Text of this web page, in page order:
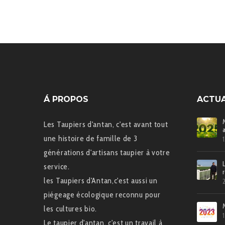
Á PROPOS
Les Taupiers d'antan, c'est avant tout
une histoire de famille de 3
générations d'artisans taupier à votre
service.
les Taupiers d'Antan,c'est aussi un
piégeage écologique reconnu pour
les cultures bio.
Le taupier d'antan, c'est un travail à